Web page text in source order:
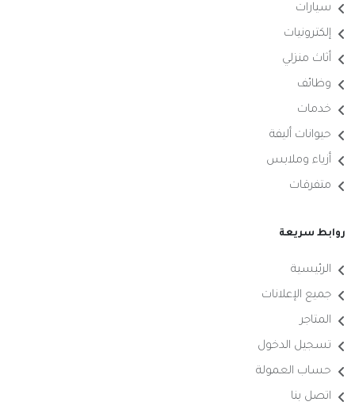
سيارات
إلكترونيات
أثاث منزلي
وظائف
خدمات
حيوانات أليفة
أزياء وملابس
متفرقات
روابط سريعة
الرئيسية
جميع الإعلانات
المتاجر
تسجيل الدخول
حساب العمولة
اتصل بنا